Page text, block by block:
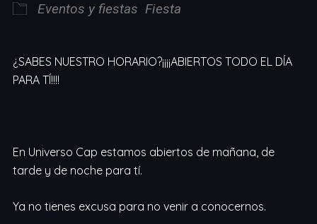
Eventos y fiestas Fiesta
¿SABES NUESTRO HORARIO?¡¡¡¡ABIERTOS TODO EL DÍA
PARA TÍ!!!!
En Universo Cap estamos abiertos de mañana, de
tarde y de noche para tí.
Ya no tienes excusa para no venir a conocernos.